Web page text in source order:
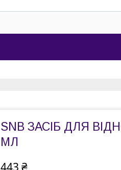
SNB ЗАСІБ ДЛЯ
МЛ
443 ₴